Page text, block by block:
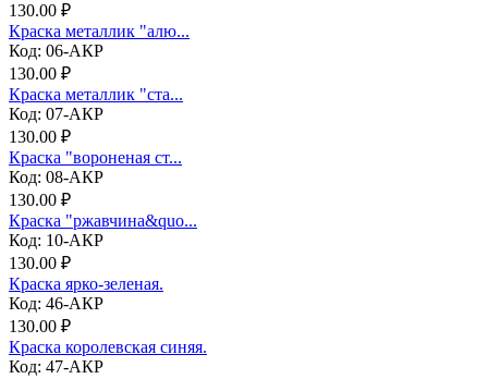
130.00 ₽
Краска металлик "алю...
Код: 06-АКР
130.00 ₽
Краска металлик "ста...
Код: 07-АКР
130.00 ₽
Краска "вороненая ст...
Код: 08-АКР
130.00 ₽
Краска "ржавчина&quo...
Код: 10-АКР
130.00 ₽
Краска ярко-зеленая.
Код: 46-АКР
130.00 ₽
Краска королевская синяя.
Код: 47-АКР